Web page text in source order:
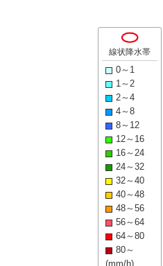
線状降水帯
0～1
1～2
2～4
4～8
8～12
12～16
16～24
24～32
32～40
40～48
48～56
56～64
64～80
80～
(mm/h)